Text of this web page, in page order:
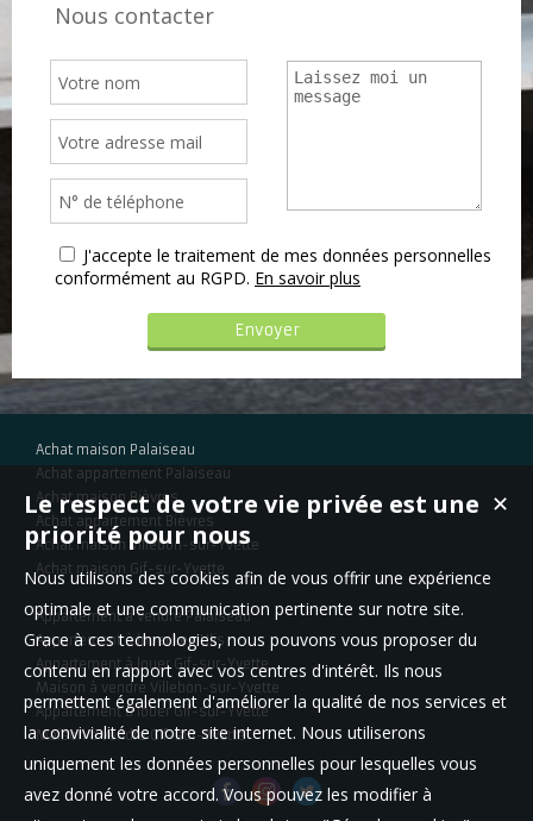
Nous contacter
J'accepte le traitement de mes données personnelles
conformément au RGPD. En savoir plus
Achat maison Palaiseau
Achat appartement Palaiseau
Achat maison Bièvres
Achat appartement Bièvres
Achat maison Villebon-sur-Yvette
Achat maison Gif-sur-Yvette
Appartement à vendre Palaiseau
Appartement à louer Les Ulis
Appartement à louer Gif-sur-Yvette
Maison à vendre Villebon-sur-Yvette
Appartement à louer Gif-sur-Yvette
Maison à vendre Gif-sur-Yvette
✕
Le respect de votre vie privée est une
priorité pour nous
Nous utilisons des cookies afin de vous offrir une expérience
optimale et une communication pertinente sur notre site.
Grace à ces technologies, nous pouvons vous proposer du
contenu en rapport avec vos centres d'intérêt. Ils nous
permettent également d'améliorer la qualité de nos services et
la convivialité de notre site internet. Nous utiliserons
uniquement les données personnelles pour lesquelles vous
avez donné votre accord. Vous pouvez les modifier à